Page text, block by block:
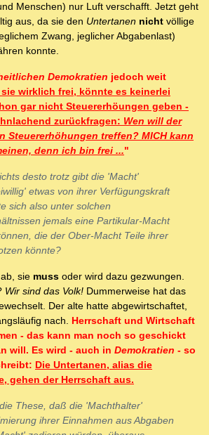
Menschen) nur Luft verschafft. Jetzt geht
aus, da sie den Untertanen nicht völlige
Zwang, jeglicher Abgabenlast)
konnte.
Demokratien jedoch weit
sie wirklich frei, könnte es keinerlei
gar nicht Steuererhöungen geben -
zurückfragen: Wen will der
Steuererhöhungen treffen? MICH kann
denn ich bin frei ..."
desto trotz gibt die 'Macht'
etwas von ihrer Verfügungskraft
sich also unter solchen
jemals eine Partikular-Macht
die der Ober-Macht Teile ihrer
könnte?
sie muss oder wird dazu gezwungen.
Wir sind das Volk! Dummerweise hat das
Der alte hatte abgewirtschaftet,
nach. Herrschaft und Wirtschaft
- das kann man noch so geschickt
will. Es wird - auch in Demokratien - so
Die Untertanen, alias die
gehen der Herrschaft aus.
These, daß die 'Machthalter'
ihrer Einnahmen aus Abgaben